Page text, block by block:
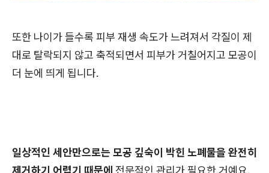
또한 나이가 들수록 피부 재생 속도가 느려져서 각질이 제
대로 탈락되지 않고 축적되면서 피부가 거칠어지고 모공이
더 눈에 띄게 됩니다.
일상적인 세안만으로는 모공 깊숙이 박힌 노폐물을 완전히